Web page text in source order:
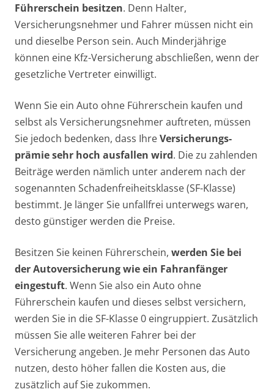
Führerschein besitzen. Denn Halter,
Versicherungsnehmer und Fahrer müssen nicht ein
und dieselbe Person sein. Auch Minderjährige
können eine Kfz-Versicherung abschließen, wenn der
gesetzliche Vertreter einwilligt.
Wenn Sie ein Auto ohne Führerschein kaufen und
selbst als Versicherungsnehmer auftreten, müssen
Sie jedoch bedenken, dass IhreVersicherungs­
prämie sehr hoch ausfallen wird. Die zu zahlenden
Beiträge werden nämlich unter anderem nach der
sogenannten Schadenfreiheitsklasse (SF-Klasse)
bestimmt. Je länger Sie unfallfrei unterwegs waren,
desto günstiger werden die Preise.
Besitzen Sie keinen Führerschein, werden Sie bei
der Autoversicherung wie ein Fahranfänger
eingestuft. Wenn Sie also ein Auto ohne
Führerschein kaufen und dieses selbst versichern,
werden Sie in die SF-Klasse 0 eingruppiert. Zusätzlich
müssen Sie alle weiteren Fahrer bei der
Versicherung angeben. Je mehr Personen das Auto
nutzen, desto höher fallen die Kosten aus, die
zusätzlich auf Sie zukommen.